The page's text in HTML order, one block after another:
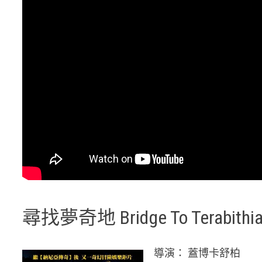
尋找夢奇地 Bridge To
導演： 蓋博卡舒柏